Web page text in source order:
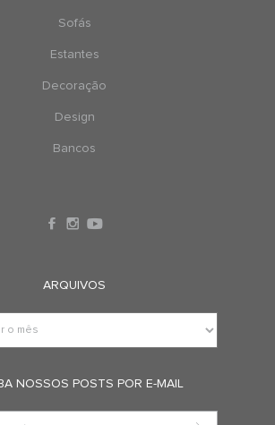
Sofás
Estantes
Decoração
Design
Bancos
ARQUIVOS
NOSSOS POSTS POR E-MAIL